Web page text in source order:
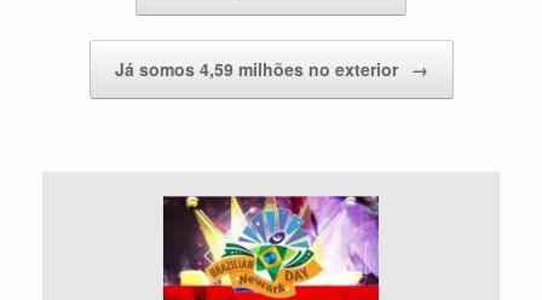
Já somos 4,59 milhões no exterior →